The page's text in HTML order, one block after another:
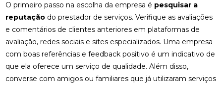
O primeiro passo na escolha da empresa é pesquisar a
reputação do prestador de serviços. Verifique as avaliações
e comentários de clientes anteriores em plataformas de
avaliação, redes sociais e sites especializados. Uma empresa
com boas referências e feedback positivo é um indicativo de
que ela oferece um serviço de qualidade. Além disso,
converse com amigos ou familiares que já utilizaram serviços